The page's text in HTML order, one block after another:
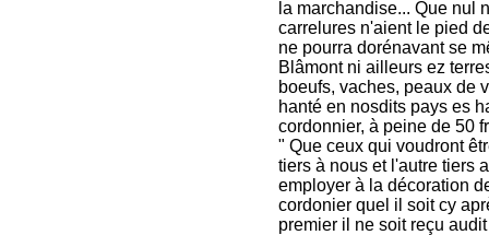
la marchandise... Que nul
carrelures n'aient le pied
ne pourra dorénavant se
Blâmont ni ailleurs ez
boeufs, vaches, peaux de
hanté en nosdits pays es
cordonnier, à peine de 50
" Que ceux qui voudront
tiers à nous et l'autre tiers
employer à la décoration
cordonier quel il soit cy
premier il ne soit reçu